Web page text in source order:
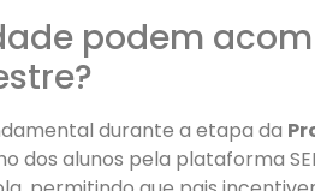
podem
durante a etapa da
dos alunos pela plataforma